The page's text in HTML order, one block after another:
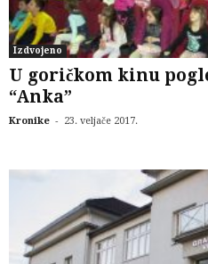
Izdvojeno
U goričkom kinu
“Anka”
Kronike - 23. veljače 2017.